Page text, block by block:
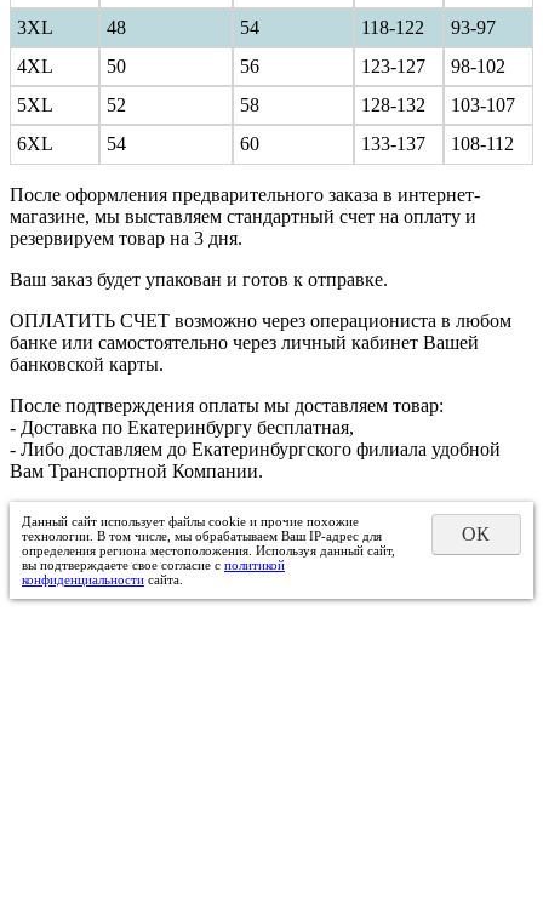
3XL
48 54 118-122
93-97
4XL
50 56 123-127
98-102
5XL
52 58 128-132
103-107
6XL
54 60 133-137 108-112
После оформления предварительного заказа в интернет-
магазине, мы выставляем стандартный счет на оплату и
резервируем товар на 3 дня.
Ваш заказ будет упакован и готов к отправке.
ОПЛАТИТЬ СЧЕТ возможно через операциониста в любом
банке или самостоятельно через личный кабинет Вашей
банковской карты.
После подтверждения оплаты мы доставляем товар:
- Доставка по Екатеринбургу бесплатная,
- Либо доставляем до Екатеринбургского филиала удобной
Вам Транспортной Компании.
Данный сайт использует файлы cookie и прочие похожие
технологии. В том числе, мы обрабатываем Ваш IP-адрес для
определения региона местоположения. Используя данный сайт,
вы подтверждаете свое согласие с политикой
конфиденциальности сайта.
ОК